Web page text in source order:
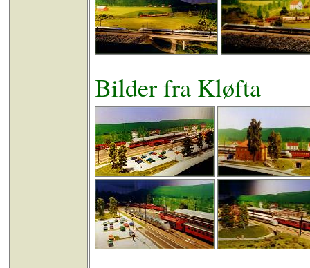
Bilder fra Kløfta